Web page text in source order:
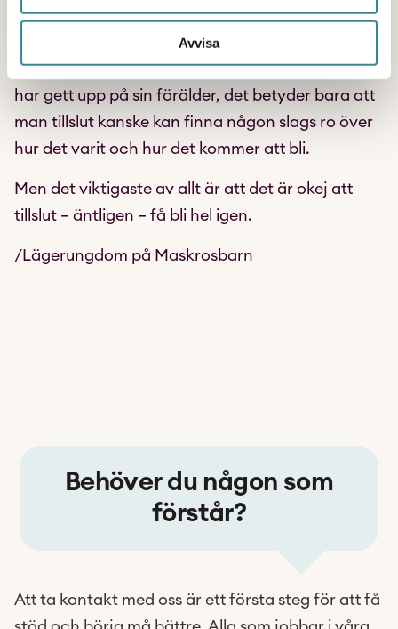
Avvisa
precis som man gör, att få gå vidare och få vara
sig själv. Det är okej att inse att ens förälder
kanske aldrig blir frisk, det betyder inte att man
har gett upp på sin förälder, det betyder bara att
man tillslut kanske kan finna någon slags ro över
hur det varit och hur det kommer att bli.
Men det viktigaste av allt är att det är okej att
tillslut – äntligen – få bli hel igen.
/Lägerungdom på Maskrosbarn
Behöver du någon som
förstår?
Att ta kontakt med oss är ett första steg för att få